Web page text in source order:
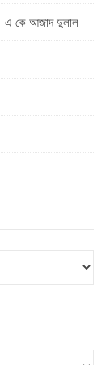
এ কে আজাদ দুলাল